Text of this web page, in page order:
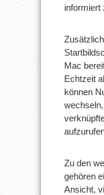
informiert
Mac
Echtzeit
können
Zu den
gehören
Ansicht,